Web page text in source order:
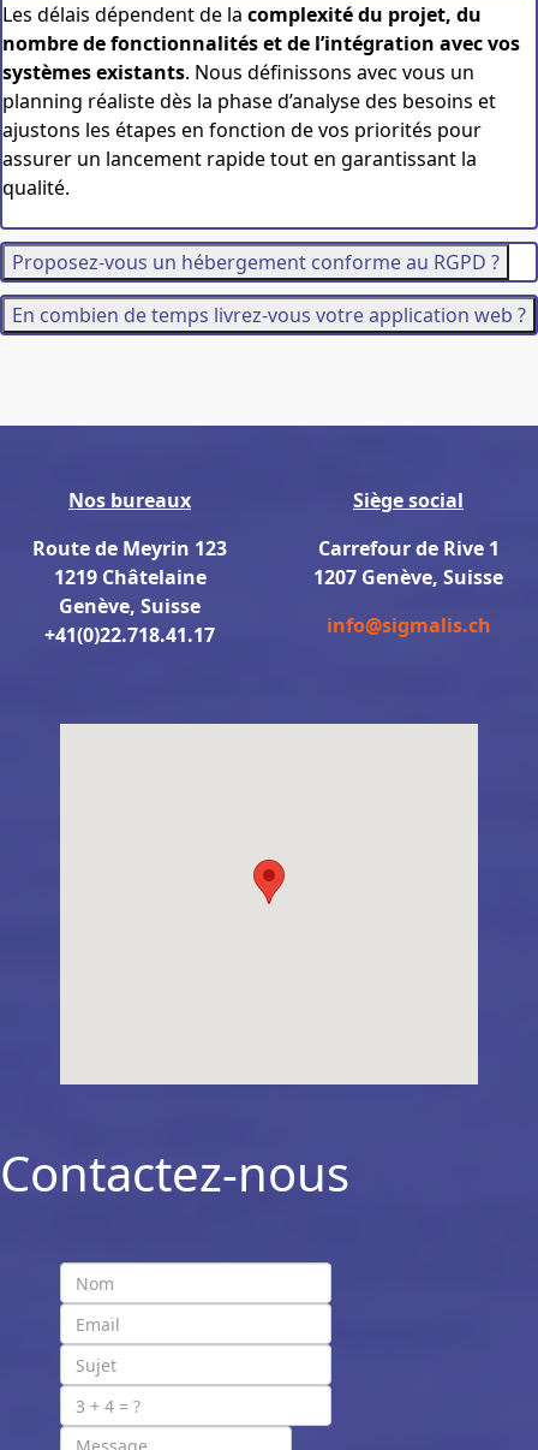
Les délais dépendent de la complexité du projet, du
nombre de fonctionnalités et de l’intégration avec vos
systèmes existants. Nous définissons avec vous un
planning réaliste dès la phase d’analyse des besoins et
ajustons les étapes en fonction de vos priorités pour
assurer un lancement rapide tout en garantissant la
qualité.
Proposez-vous un hébergement conforme au RGPD ?
En combien de temps livrez-vous votre application web ?
Nos bureaux
Route de Meyrin 123
1219 Châtelaine
Genève, Suisse
+41(0)22.718.41.17
Siège social
Carrefour de Rive 1
1207 Genève, Suisse
info@sigmalis.ch
Contactez-nous